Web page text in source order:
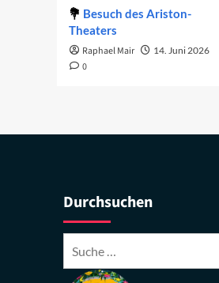
Besuch des Ariston-
Theaters
Raphael Mair 14. Juni 2026
0
Durchsuchen